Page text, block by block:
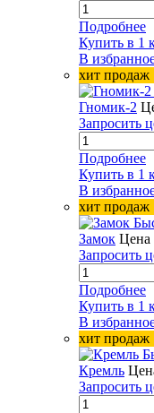
Подробнее
Купить в 1
В
хит продаж
Гномик-2
Запросить
Подробнее
Купить в 1
В
хит продаж
Замок Цена
Запросить
Подробнее
Купить в 1
В
хит продаж
Кремль
Запросить